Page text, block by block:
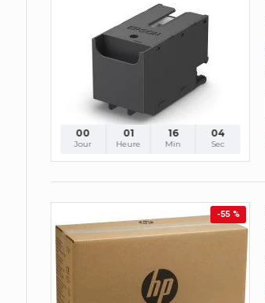
00
Jour
01
Heure
16
Min
03
Sec
-55 %